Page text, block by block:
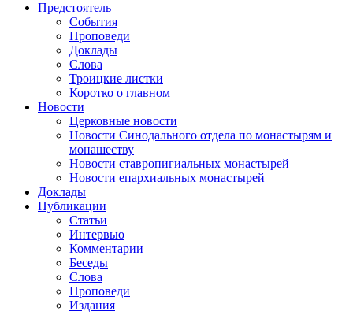
Предстоятель
События
Проповеди
Доклады
Слова
Троицкие листки
Коротко о главном
Новости
Церковные новости
Новости Синодального отдела по монастырям и
монашеству
Новости ставропигиальных монастырей
Новости епархиальных монастырей
Доклады
Публикации
Статьи
Интервью
Комментарии
Беседы
Слова
Проповеди
Издания